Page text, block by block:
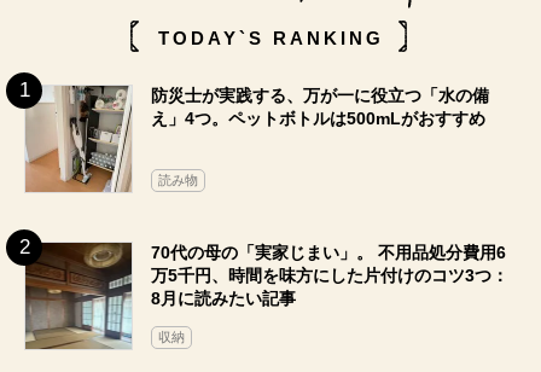
TODAY`S RANKING
防災士が実践する、万が一に役立つ「水の備
え」4つ。ペットボトルは500mLがおすすめ
読み物
70代の母の「実家じまい」。 不用品処分費用6
万5千円、時間を味方にした片付けのコツ3つ：
8月に読みたい記事
収納